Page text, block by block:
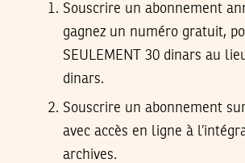
Souscrire un abonnement
gagnez un numéro gratuit,
SEULEMENT 30 dinars au
dinars.
Souscrire un abonnement
avec accès en ligne à
archives.